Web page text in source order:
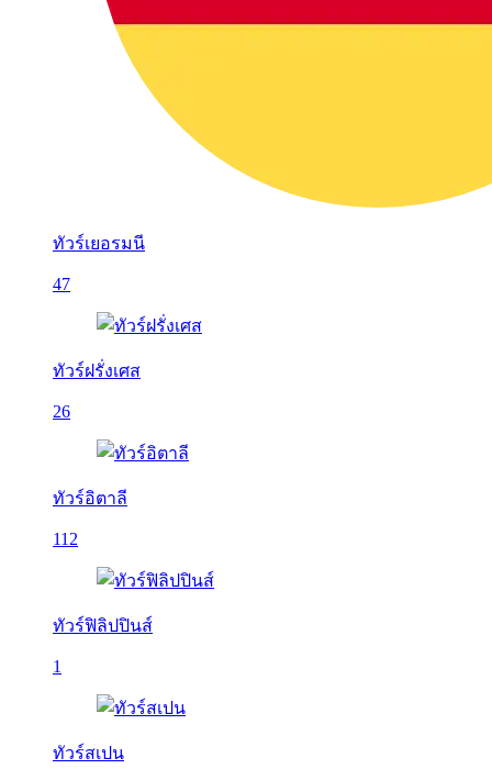
ทัวร์เยอรมนี
47
ทัวร์ฝรั่งเศส
26
ทัวร์อิตาลี
112
ทัวร์ฟิลิปปินส์
1
ทัวร์สเปน